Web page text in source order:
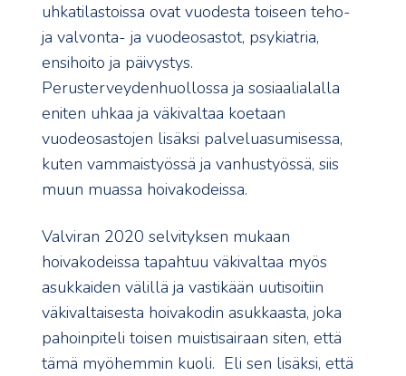
uhkatilastoissa ovat vuodesta toiseen teho-
ja valvonta- ja vuodeosastot, psykiatria,
ensihoito ja päivystys.
Perusterveydenhuollossa ja sosiaalialalla
eniten uhkaa ja väkivaltaa koetaan
vuodeosastojen lisäksi palveluasumisessa,
kuten vammaistyössä ja vanhustyössä, siis
muun muassa hoivakodeissa.
Valviran 2020 selvityksen mukaan
hoivakodeissa tapahtuu väkivaltaa myös
asukkaiden välillä ja vastikään uutisoitiin
väkivaltaisesta hoivakodin asukkaasta, joka
pahoinpiteli toisen muistisairaan siten, että
tämä myöhemmin kuoli. Eli sen lisäksi, että